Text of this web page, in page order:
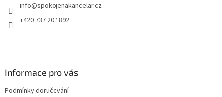
info@spokojenakancelar.cz
+420 737 207 892
Informace pro vás
Podmínky doručování